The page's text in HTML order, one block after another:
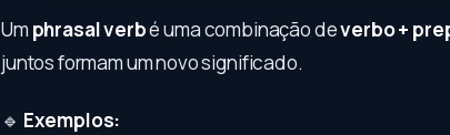
Um phrasal verbé uma combinação deverbo +
juntos formam um novo significado.
🔹 Exemplos: